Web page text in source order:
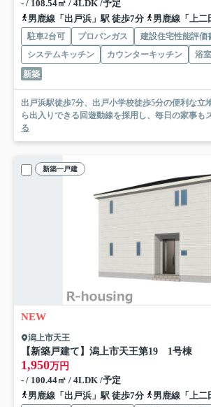
- / 108.54㎡ / 4LDK /予定
男鹿線「出戸浜」駅 徒歩7分
男鹿線「上二
駐車2台可 プロパンガス
建設住宅性能評価
システムキッチン
カウンターキッチン
浴
新築
出戸浜駅徒歩7分、出戸小学校徒歩5分の便利な
ら出入りできる回遊動線を採用し、毎日の家事も
る
新築一戸建
NEW
潟上市天王
【新築戸建て】潟上市天王第19 1号棟
1,950万円
- / 100.44㎡ / 4LDK /予定
男鹿線「出戸浜」駅 徒歩7分
男鹿線「上二